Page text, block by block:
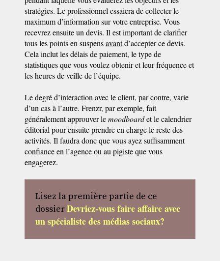
stratégies. Le professionnel essaiera de collecter le
maximum d’information sur votre entreprise. Vous
recevrez ensuite un devis. Il est important de clarifier
tous les points en suspensavantd’accepter ce devis.
Cela inclut les délais de paiement, le type de
statistiques que vous voulez obtenir et leur fréquence et
les heures de veille de l’équipe.
Le degré d’interaction avec le client, par contre, varie
d’un cas à l’autre. Frenzr, par exemple, fait
généralement approuver lemoodboardet le calendrier
éditorial pour ensuite prendre en charge le reste des
activités. Il faudra donc que vous ayez suffisamment
confiance en l’agence ou au pigiste que vous
engagerez.
Lisez la première partie de ce
dossierDevriez-vous faire affaire avec
un spécialiste des médias sociaux?